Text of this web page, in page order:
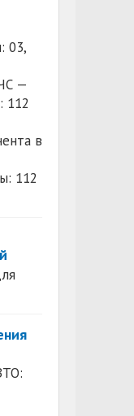
03,
—
112
в
112